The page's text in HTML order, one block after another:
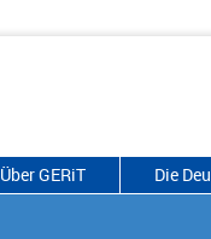
Über GERiT
Die